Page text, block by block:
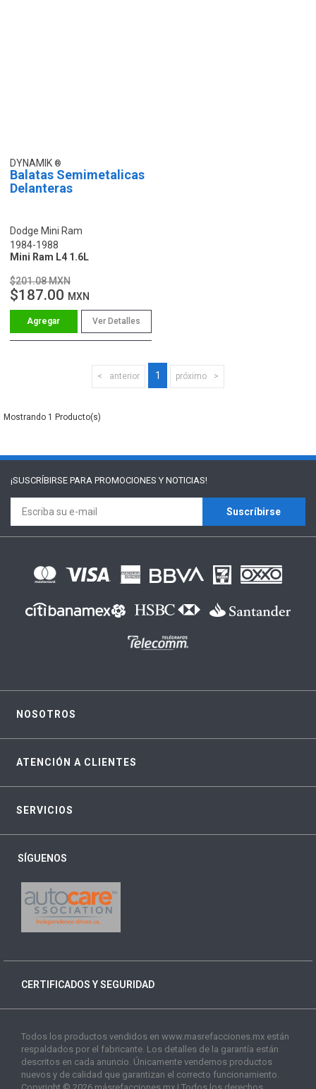
DYNAMIK
Balatas Semimetalicas
Delanteras
Dodge Mini Ram
1984-1988
Mini Ram L4 1.6L
$201.08 MXN
$187.00 MXN
Ver Detalles
anterior 1 próximo
1
¡SUSCRÍBIRSE PARA PROMOCIONES Y NOTICIAS!
Suscríbirse
NOSOTROS
ATENCIÓN A CLIENTES
SERVICIOS
SÍGUENOS
CERTIFICADOS Y SEGURIDAD
Todos los productos vendidos en www.masrefacciones.mx están
respaldados por el fabricante. Los detalles de la garantía están
descritos en cada anuncio. Únicamente vendemos productos
nuevos y de calidad que garantizan el correcto funcionamiento.